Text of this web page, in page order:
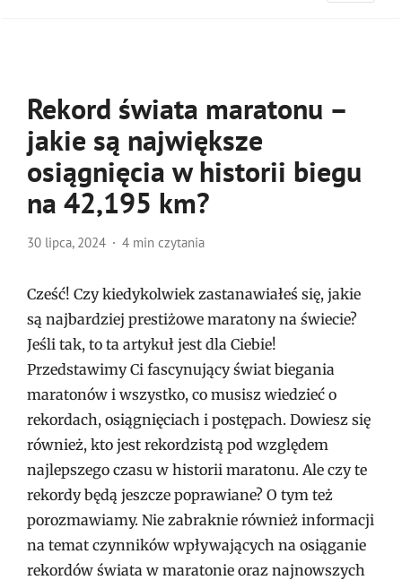
Rekord świata maratonu –
jakie są największe
osiągnięcia w historii biegu
na 42,195 km?
30 lipca, 2024 4 min czytania
Cześć! Czy kiedykolwiek zastanawiałeś się, jakie
są najbardziej prestiżowe maratony na świecie?
Jeśli tak, to ta artykuł jest dla Ciebie!
Przedstawimy Ci fascynujący świat biegania
maratonów i wszystko, co musisz wiedzieć o
rekordach, osiągnięciach i postępach. Dowiesz się
również, kto jest rekordzistą pod względem
najlepszego czasu w historii maratonu. Ale czy te
rekordy będą jeszcze poprawiane? O tym też
porozmawiamy. Nie zabraknie również informacji
na temat czynników wpływających na osiąganie
rekordów świata w maratonie oraz najnowszych